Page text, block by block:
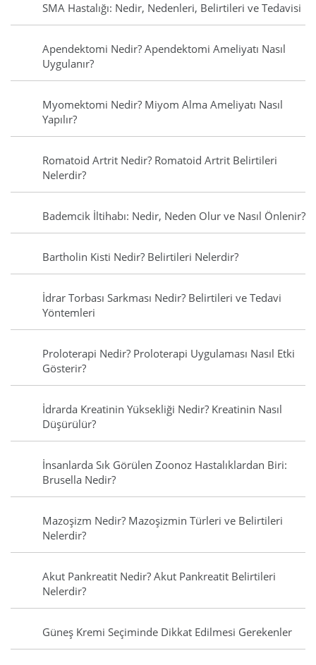
SMA Hastalığı: Nedir, Nedenleri, Belirtileri ve Tedavisi
Apendektomi Nedir? Apendektomi Ameliyatı Nasıl
Uygulanır?
Myomektomi Nedir? Miyom Alma Ameliyatı Nasıl
Yapılır?
Romatoid Artrit Nedir? Romatoid Artrit Belirtileri
Nelerdir?
Bademcik İltihabı: Nedir, Neden Olur ve Nasıl Önlenir?
Bartholin Kisti Nedir? Belirtileri Nelerdir?
İdrar Torbası Sarkması Nedir? Belirtileri ve Tedavi
Yöntemleri
Proloterapi Nedir? Proloterapi Uygulaması Nasıl Etki
Gösterir?
İdrarda Kreatinin Yüksekliği Nedir? Kreatinin Nasıl
Düşürülür?
İnsanlarda Sık Görülen Zoonoz Hastalıklardan Biri:
Brusella Nedir?
Mazoşizm Nedir? Mazoşizmin Türleri ve Belirtileri
Nelerdir?
Akut Pankreatit Nedir? Akut Pankreatit Belirtileri
Nelerdir?
Güneş Kremi Seçiminde Dikkat Edilmesi Gerekenler